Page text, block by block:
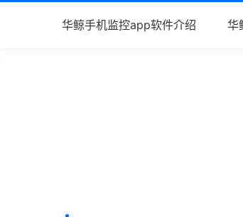
华鲸手机监控app软件介绍 华